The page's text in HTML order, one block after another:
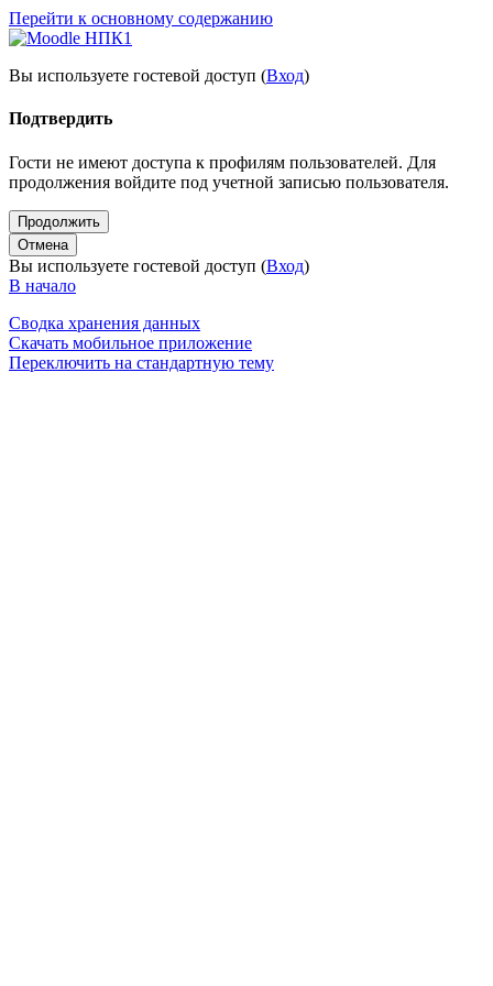
Перейти к основному содержанию
Вы используете гостевой доступ (Вход)
Подтвердить
Гости не имеют доступа к профилям пользователей. Для
продолжения войдите под учетной записью пользователя.
Продолжить
Отмена
Вы используете гостевой доступ (Вход)
В начало
Сводка хранения данных
Скачать мобильное приложение
Переключить на стандартную тему